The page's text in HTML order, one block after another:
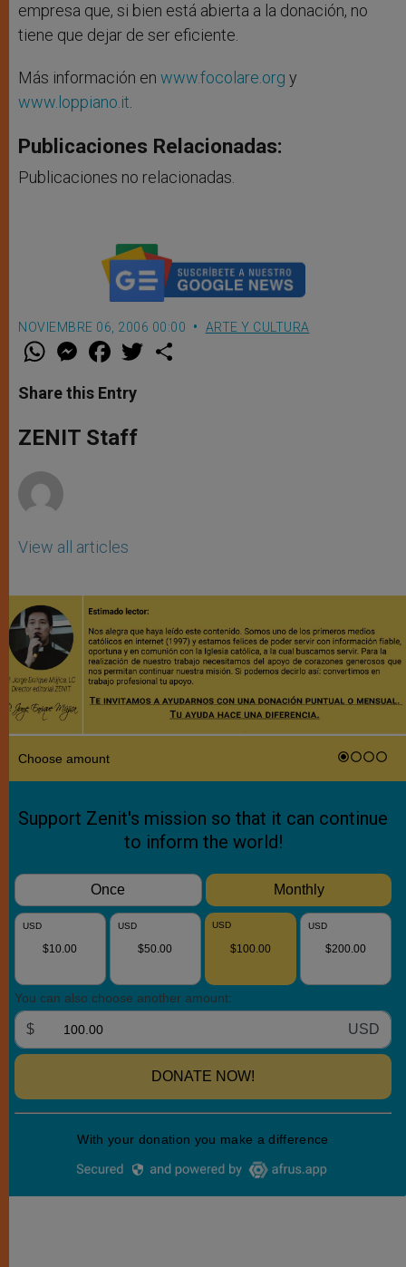
empresa que, si bien está abierta a la donación, no
tiene que dejar de ser eficiente.
Más información en www.focolare.org y
www.loppiano.it.
Publicaciones Relacionadas:
Publicaciones no relacionadas.
NOVIEMBRE 06, 2006 00:00 ARTE Y CULTURA
W
t
s
p
p
M
e
s
e
g
e
F
a
e
b
o
k
w
Share this Entry
ZENIT Staff
View all articles